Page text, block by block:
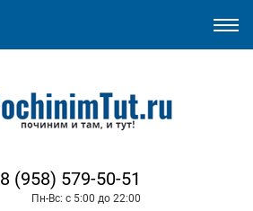
8 (958) 579-50-51
Пн-Вс: с 5:00 до 22:00